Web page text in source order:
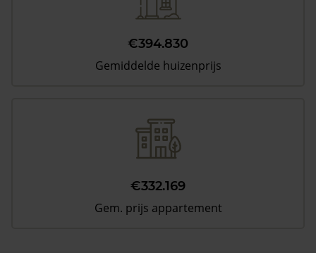
€394.830
Gemiddelde huizenprijs
€332.169
Gem. prijs appartement